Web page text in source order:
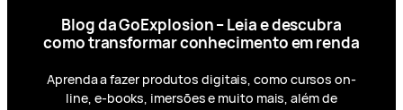
Blog da GoExplosion – Leia e descubra
como transformar conhecimento em renda
Aprenda a fazer produtos digitais, como cursos on-
line, e-books, imersões e muito mais, além de